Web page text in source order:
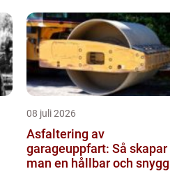
08 juli 2026
Asfaltering av
garageuppfart: Så skapar
man en hållbar och snygg